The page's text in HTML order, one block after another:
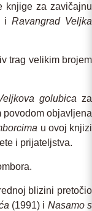
knjige za zavičajnu
i Ravangrad Veljka
trag velikim brojem
golubica za
povodom objavljena
u ovoj knjizi
i prijateljstva.
blizini pretočio
(1991) i Nasamo s